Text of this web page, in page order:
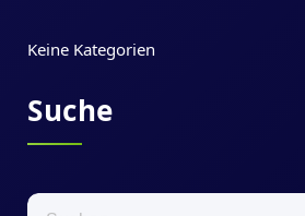
Keine Kategorien
Suche